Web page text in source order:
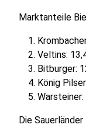
Marktanteile
Veltins:
Bitburger:
König
Warsteiner:
Die